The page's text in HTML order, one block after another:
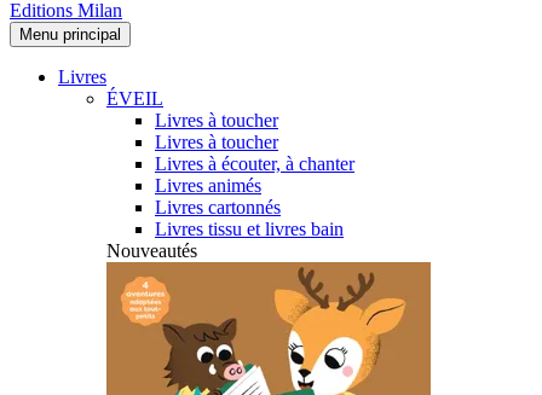
Editions Milan
Menu principal
Livres
ÉVEIL
Livres à toucher
Livres à toucher
Livres à écouter, à chanter
Livres animés
Livres cartonnés
Livres tissu et livres bain
Nouveautés